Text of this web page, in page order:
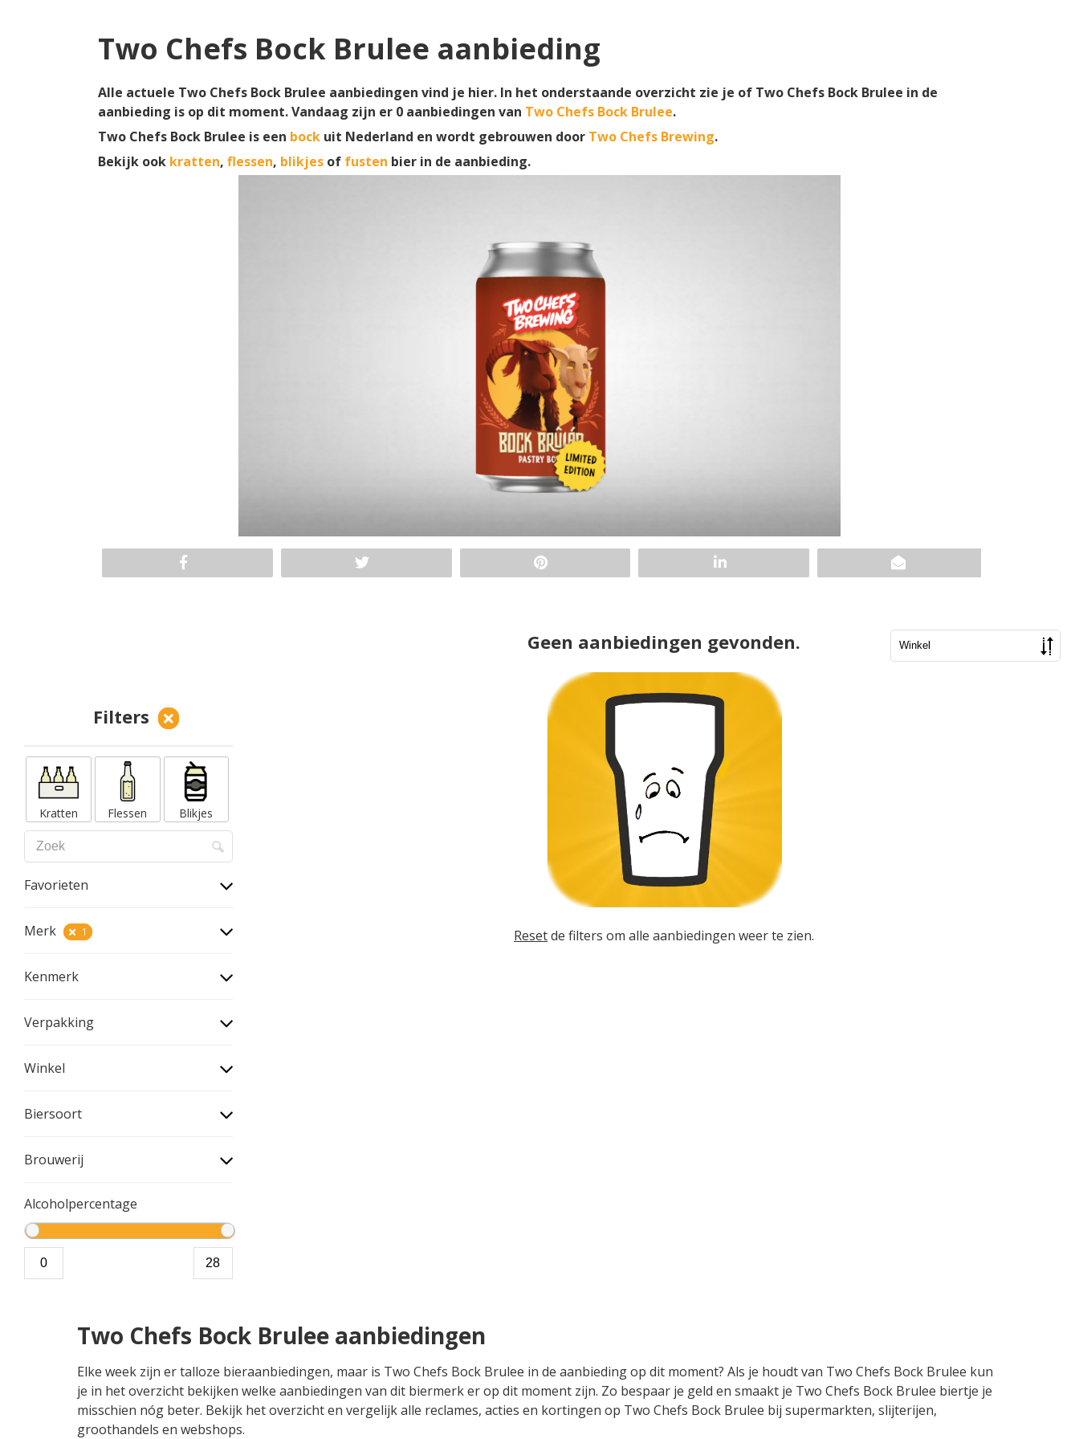
Two Chefs Bock Brulee aanbieding
Alle actuele Two Chefs Bock Brulee aanbiedingen vind je hier. In het onderstaande overzicht zie je of Two Chefs Bock Brulee in de
aanbieding is op dit moment. Vandaag zijn er 0 aanbiedingen van Two Chefs Bock Brulee.
Two Chefs Bock Brulee is een bock uit Nederland en wordt gebrouwen door Two Chefs Brewing.
Bekijk ook kratten, flessen, blikjes of fusten bier in de aanbieding.
Filters
Kratten Flessen Blikjes
Favorieten
Merk 1
Kenmerk
Verpakking
Winkel
Biersoort
Brouwerij
Alcoholpercentage
Geen aanbiedingen gevonden.
Resetde filters om alle aanbiedingen weer te zien.
Two Chefs Bock Brulee aanbiedingen
Elke week zijn er talloze bieraanbiedingen, maar is Two Chefs Bock Brulee in de aanbieding op dit moment? Als je houdt van Two Chefs Bock Brulee kun
je in het overzicht bekijken welke aanbiedingen van dit biermerk er op dit moment zijn. Zo bespaar je geld en smaakt je Two Chefs Bock Brulee biertje je
misschien nóg beter. Bekijk het overzicht en vergelijk alle reclames, acties en kortingen op Two Chefs Bock Brulee bij supermarkten, slijterijen,
groothandels en webshops.